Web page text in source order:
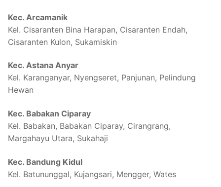
Kec. Arcamanik
Kel. Cisaranten Bina Harapan, Cisaranten Endah,
Cisaranten Kulon, Sukamiskin
Kec. Astana Anyar
Kel. Karanganyar, Nyengseret, Panjunan, Pelindung
Hewan
Kec. Babakan Ciparay
Kel. Babakan, Babakan Ciparay, Cirangrang,
Margahayu Utara, Sukahaji
Kec. Bandung Kidul
Kel. Batununggal, Kujangsari, Mengger, Wates